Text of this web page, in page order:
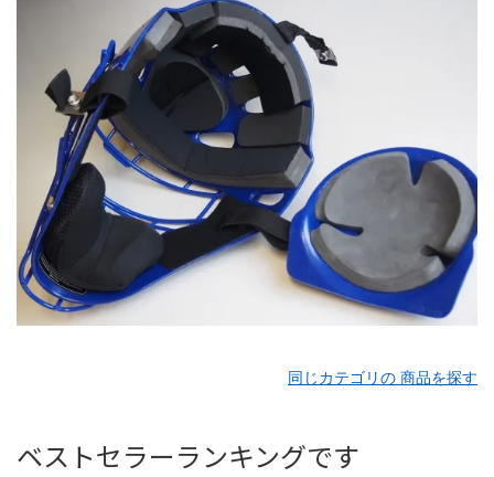
同じカテゴリの 商品を探す
ベストセラーランキングです